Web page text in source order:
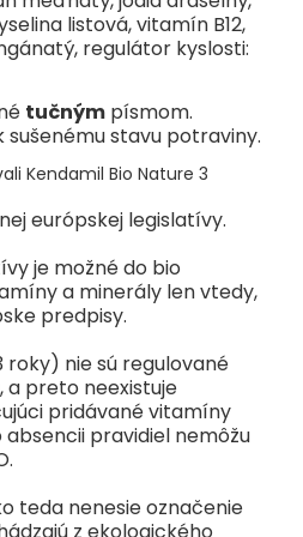
73 10
(83 %+)
90 12
(27%+ )
1,1 0,2
1,2 0,2
(29 %+)
4,9 0,7
(10 %+)
0,6 0,1
(14 %+)
1,2 0,2
(25 %+)
6,0 0,8
24 3,3 (33 %+)
83,5
(8 %+ )
listová, vitamín B12,
regulátor kyslosti:
tučným písmom.
sušenému stavu potraviny.
Kendamil Bio Nature 3
európskej legislatívy.
je možné do bio
a minerály len vtedy,
predpisy.
roky) nie sú regulované
a preto neexistuje
pridávané vitamíny
pravidiel nemôžu
teda nenesie označenie